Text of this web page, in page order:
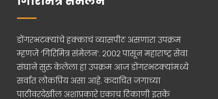
डोंगरभटक्यांचे हक्काचं व्यासपीठ असणारा उपक्रम
म्हणजे ‘गिरिमित्र संमेलन’. २००२ पासून महाराष्ट्र सेवा
संघाने सुरु केलेला हा उपक्रम आज डोंगरभटक्यांमध्ये
सर्वात लोकप्रिय असा आहे. कदाचित जगाच्या
पाठीवरदेखील अशाप्रकारे एकाच ठिकाणी इतके